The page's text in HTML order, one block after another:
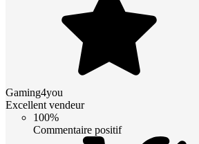
Gaming4you
Excellent vendeur
100%
Commentaire positif